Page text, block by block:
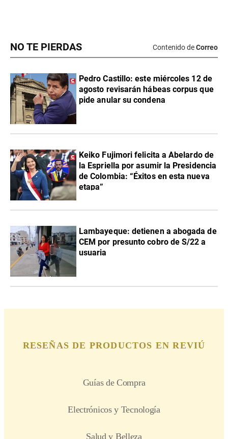
NO TE PIERDAS Contenido deCorreo
Pedro Castillo: este miércoles 12 de
agosto revisarán hábeas corpus que
pide anular su condena
Keiko Fujimori felicita a Abelardo de
la Espriella por asumir la Presidencia
de Colombia: “Éxitos en esta nueva
etapa”
Lambayeque: detienen a abogada de
CEM por presunto cobro de S/22 a
usuaria